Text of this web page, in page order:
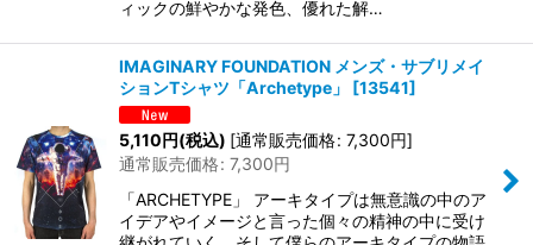
ィックの鮮やかな発色、優れた解…
IMAGINARY FOUNDATION メンズ・サブリメイ
ションTシャツ「Archetype」
[13541]
5,110円(税込) [通常販売価格: 7,300円]
通常販売価格: 7,300円
「ARCHETYPE」 アーキタイプは無意識の中のア
イデアやイメージと言った個々の精神の中に受け